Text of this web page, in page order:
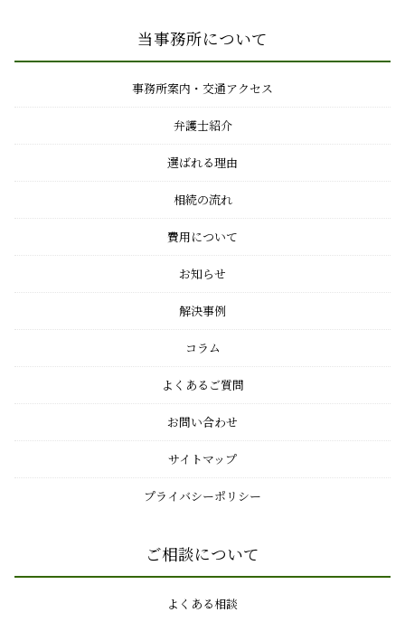
当事務所について
事務所案内・交通アクセス
弁護士紹介
選ばれる理由
相続の流れ
費用について
お知らせ
解決事例
コラム
よくあるご質問
お問い合わせ
サイトマップ
プライバシーポリシー
ご相談について
よくある相談